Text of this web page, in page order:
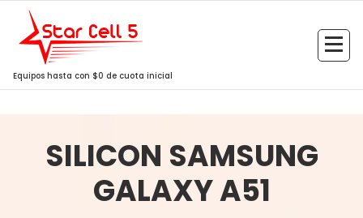
Saltar
contenido
Equipos hasta con $0 de cuota inicial
SILICON SAMSUNG
GALAXY A51